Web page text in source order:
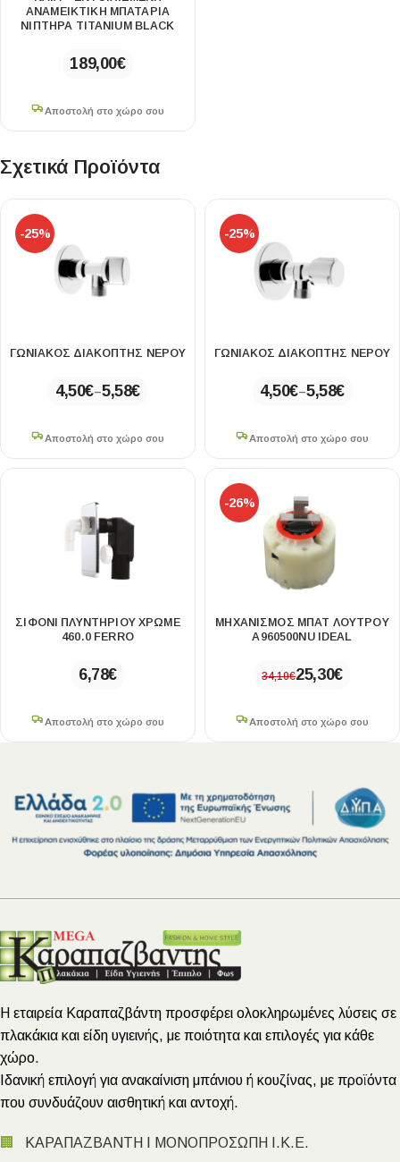
ΑΝΑΜΕΙΚΤΙΚΉ ΜΠΑΤΑΡΊΑ
ΝΙΠΤΉΡΑ TITANIUM BLACK
189,00€
Αποστολή στο χώρο σου
Σχετικά Προϊόντα
-25%
ΓΩΝΙΑΚΌΣ ΔΙΑΚΌΠΤΗΣ ΝΕΡΟΎ
4,50€–5,58€
Αποστολή στο χώρο σου
-25%
ΓΩΝΙΑΚΌΣ ΔΙΑΚΌΠΤΗΣ ΝΕΡΟΎ
4,50€–5,58€
Αποστολή στο χώρο σου
ΣΙΦΌΝΙ ΠΛΥΝΤΗΡΊΟΥ ΧΡΩΜΈ
460.0 FERRO
6,78€
Αποστολή στο χώρο σου
-26%
ΜΗΧΑΝΙΣΜΟΣ ΜΠΑΤ ΛΟΥΤΡΟΥ
A960500NU IDEAL
34,10€25,30€
Αποστολή στο χώρο σου
Η εταιρεία Καραπαζβάντη προσφέρει ολοκληρωμένες λύσεις σε
πλακάκια και είδη υγιεινής, με ποιότητα και επιλογές για κάθε
χώρο.
Ιδανική επιλογή για ανακαίνιση μπάνιου ή κουζίνας, με προϊόντα
που συνδυάζουν αισθητική και αντοχή.
🏢 ΚΑΡΑΠΑΖΒΑΝΤΗ Ι ΜΟΝΟΠΡΟΣΩΠΗ Ι.Κ.Ε.